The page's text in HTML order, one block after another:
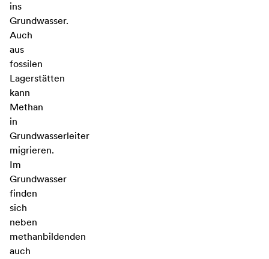
ins
Grundwasser.
Auch
aus
fossilen
Lagerstätten
kann
Methan
in
Grundwasserleiter
migrieren.
Im
Grundwasser
finden
sich
neben
methanbildenden
auch